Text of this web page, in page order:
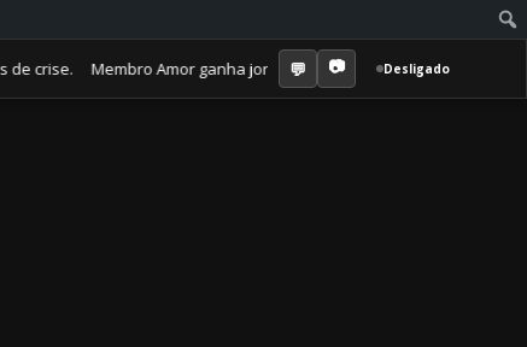
Membro Amor ganha jornal mensal + aula semanal +
Desligado